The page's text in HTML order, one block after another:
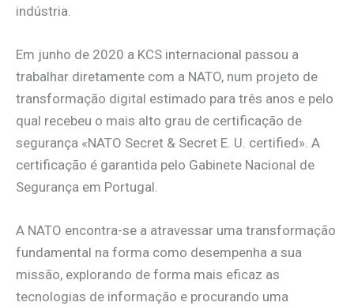
indústria.
Em junho de 2020 a KCS internacional passou a
trabalhar diretamente com a NATO, num projeto de
transformação digital estimado para três anos e pelo
qual recebeu o mais alto grau de certificação de
segurança «NATO Secret & Secret E. U. certified». A
certificação é garantida pelo Gabinete Nacional de
Segurança em Portugal.
A NATO encontra-se a atravessar uma transformação
fundamental na forma como desempenha a sua
missão, explorando de forma mais eficaz as
tecnologias de informação e procurando uma